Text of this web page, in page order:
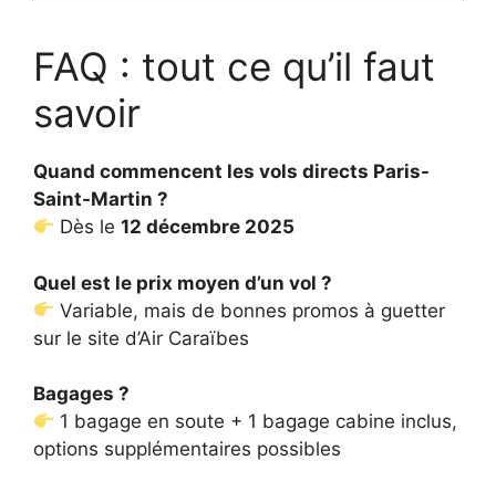
FAQ : tout ce qu’il faut
savoir
Quand commencent les vols directs Paris-
Saint-Martin ?
Dès le12 décembre 2025
Quel est le prix moyen d’un vol ?
Variable, mais de bonnes promos à guetter
sur le site d’Air Caraïbes
Bagages ?
1 bagage en soute + 1 bagage cabine inclus,
options supplémentaires possibles